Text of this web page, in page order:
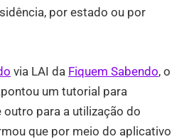
por estado ou por
via LAI da Fiquem Sabendo, o
um tutorial para
outro para a utilização do
que por meio do aplicativo